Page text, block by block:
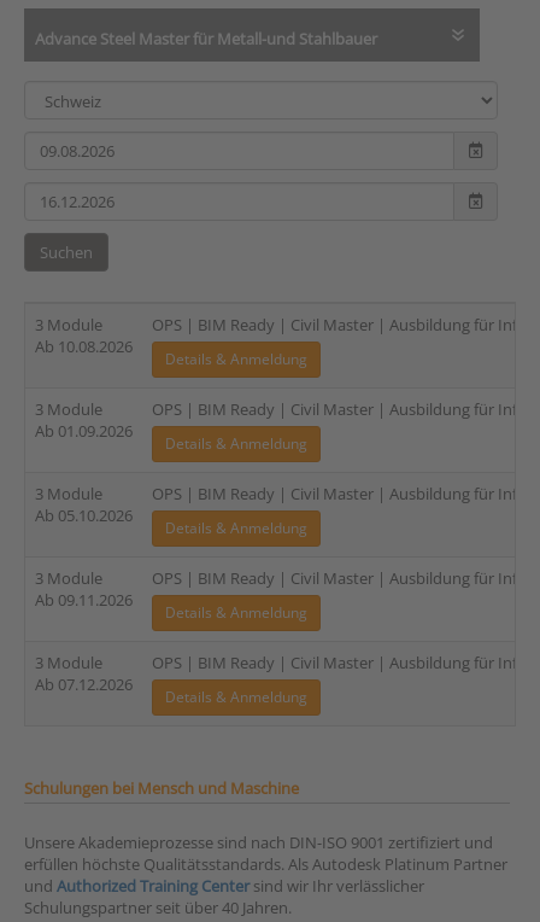
Advance Steel Master für Metall-und Stahlbauer
Suchen
3 Module
Ab 10.08.2026
OPS | BIM Ready | Civil Master | Ausbildung für
Details & Anmeldung
3 Module
Ab 01.09.2026
OPS | BIM Ready | Civil Master | Ausbildung für
Details & Anmeldung
3 Module
Ab 05.10.2026
OPS | BIM Ready | Civil Master | Ausbildung für
Details & Anmeldung
3 Module
Ab 09.11.2026
OPS | BIM Ready | Civil Master | Ausbildung für
Details & Anmeldung
3 Module
Ab 07.12.2026
OPS | BIM Ready | Civil Master | Ausbildung für
Details & Anmeldung
Schulungen bei Mensch und Maschine
Unsere Akademieprozesse sind nach DIN-ISO 9001 zertifiziert und
erfüllen höchste Qualitätsstandards. Als Autodesk Platinum Partner
und Authorized Training Centersind wir Ihr verlässlicher
Schulungspartner seit über 40 Jahren.